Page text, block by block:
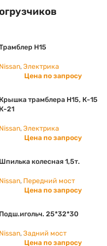
Н15
Nissan,Электрика
Цена по запросу
Крышка трамблера Н15, К-15
К-21
Nissan,Электрика
Цена по запросу
Шпилька колесная 1,5т.
Nissan, Передний мост
Цена по запросу
Подш.игольч. 25*32*30
Nissan,Задний мост
Цена по запросу